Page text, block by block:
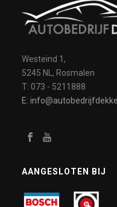
Westeind 1,
5245 NL, Rosmalen
T: 073 - 5211888
E:
AANGESLOTEN BIJ